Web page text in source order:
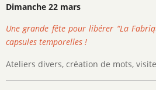
Dimanche 22 mars
Une grande fête pour libérer “La
capsules temporelles !
Ateliers divers, création de mots,